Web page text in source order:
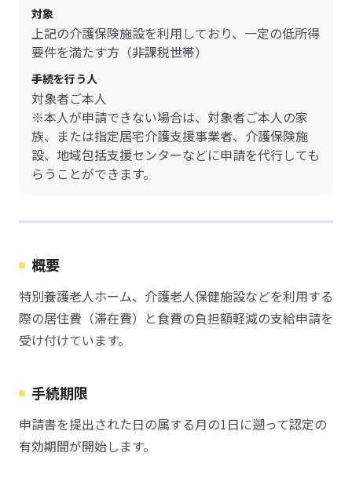
対象
上記の介護保険施設を利用しており、一定の低所得
要件を満たす方（非課税世帯）
手続を行う人
対象者ご本人
※本人が申請できない場合は、対象者ご本人の家
族、または指定居宅介護支援事業者、介護保険施
設、地域包括支援センターなどに申請を代行しても
らうことができます。
概要
特別養護老人ホーム、介護老人保健施設などを利用する
際の居住費（滞在費）と食費の負担額軽減の支給申請を
受け付けています。
手続期限
申請書を提出された日の属する月の1日に遡って認定の
有効期間が開始します。